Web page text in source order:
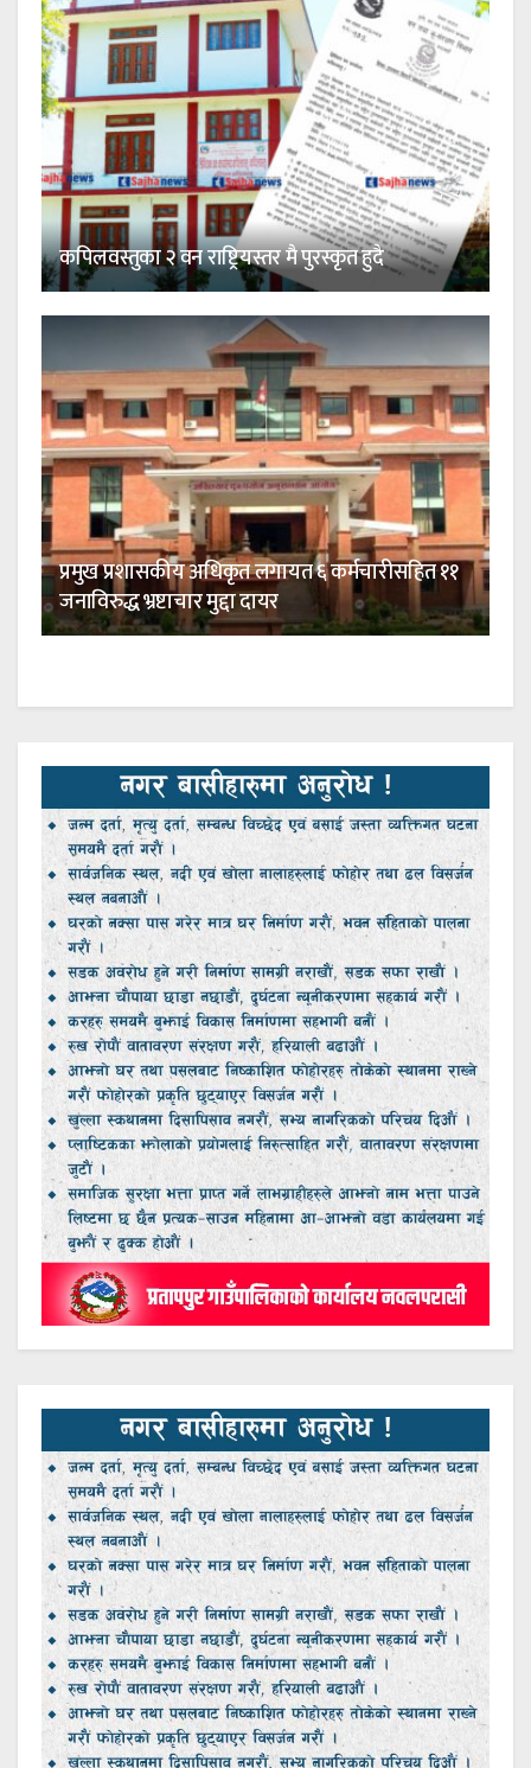
कपिलवस्तुका २ वन राष्ट्रियस्तर मै पुरस्कृत हुदै
प्रमुख प्रशासकीय अधिकृत लगायत ६ कर्मचारीसहित ११
जनाविरुद्ध भ्रष्टाचार मुद्दा दायर